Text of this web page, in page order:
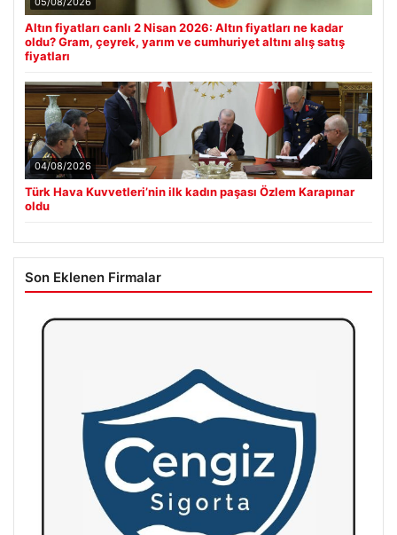
Altın fiyatları canlı 2 Nisan 2026: Altın fiyatları ne kadar
oldu? Gram, çeyrek, yarım ve cumhuriyet altını alış satış
fiyatları
04/08/2026
Türk Hava Kuvvetleri’nin ilk kadın paşası Özlem Karapınar
oldu
Son Eklenen Firmalar